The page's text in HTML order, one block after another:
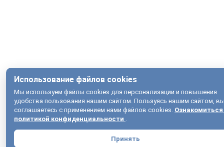
Использование файлов cookies
Мы используем файлы cookies для персонализации и повышения
удобства пользования нашим сайтом. Пользуясь нашим сайтом,
соглашаетесь с применением нами файлов cookies. Ознакомиться
политикой конфиденциальности .
Принять